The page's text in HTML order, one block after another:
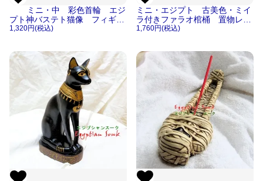
ミニ・中 彩色首輪 エジ
プト神バステト猫像 フィギュ
ア・レプリカ像【宅急便のみ】
1,320円(税込)
ミニ・エジプト 古美色・ミイ
ラ付きファラオ棺桶 置物レプ
リカ像【宅急便のみ】
1,760円(税込)